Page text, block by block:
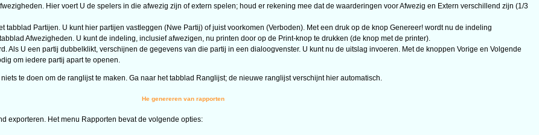
Hier voert U de spelers in die afwezig zijn of extern spelen; houd er rekening mee dat de waarderingen voor Afwezig en Extern verschillend zijn (1/3
tabblad Partijen. U kunt hier partijen vastleggen (Nwe Partij) of juist voorkomen (Verboden). Met een druk op de knop Genereer! wordt nu de indeling
Afwezigheden. U kunt de indeling, inclusief afwezigen, nu printen door op de Print-knop te drukken (de knop met de printer).
Als U een partij dubbelklikt, verschijnen de gegevens van die partij in een dialoogvenster. U kunt nu de uitslag invoeren. Met de knoppen Vorige en Volgende
om iedere partij apart te openen.
te doen om de ranglijst te maken. Ga naar het tabblad Ranglijst; de nieuwe ranglijst verschijnt hier automatisch.
He genereren van rapporten
exporteren. Het menu Rapporten bevat de volgende opties: